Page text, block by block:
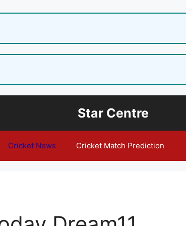
Star Centre
Cricket News Cricket Match Prediction